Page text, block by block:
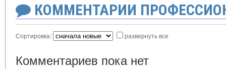
КОММЕНТАРИИ
Сортировка: развернуть все
Комментариев пока нет